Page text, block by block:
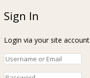
Sign In
Login via your site account